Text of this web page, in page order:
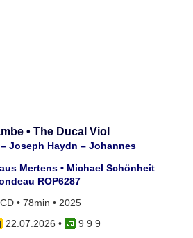
• The Ducal Viol
– Joseph Haydn – Johannes
Mertens • Michael Schönheit
ROP6287
• 78min • 2025
22.07.2026 •
9 9 9